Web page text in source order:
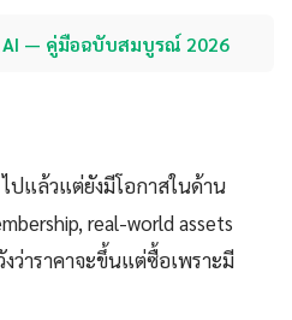
AI — คู่มือฉบับสมบูรณ์ 2026
ปแล้วแต่ยังมีโอกาสในด้าน
real-world assets
งว่าราคาจะขึ้นแต่ซื้อเพราะมี